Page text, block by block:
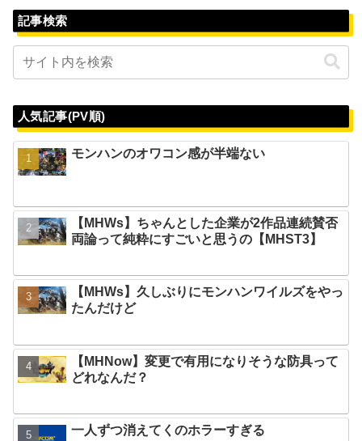
記事検索
人気記事(PV順)
モンハンのオワコン感が半端ない
【MHWs】ちゃんとした企業が2作品連続賛否
両論って純粋にすごいと思うの【MHST3】
【MHWs】久しぶりにモンハンワイルズをやっ
たんだけど
【MHNow】変更で有用になりそうな防具って
どれなんだ？
一人ずつ消えてくのホラーすぎる